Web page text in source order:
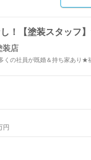
！【塗装スタッフ
装店
の社員が既婚＆持ち家あり★
円